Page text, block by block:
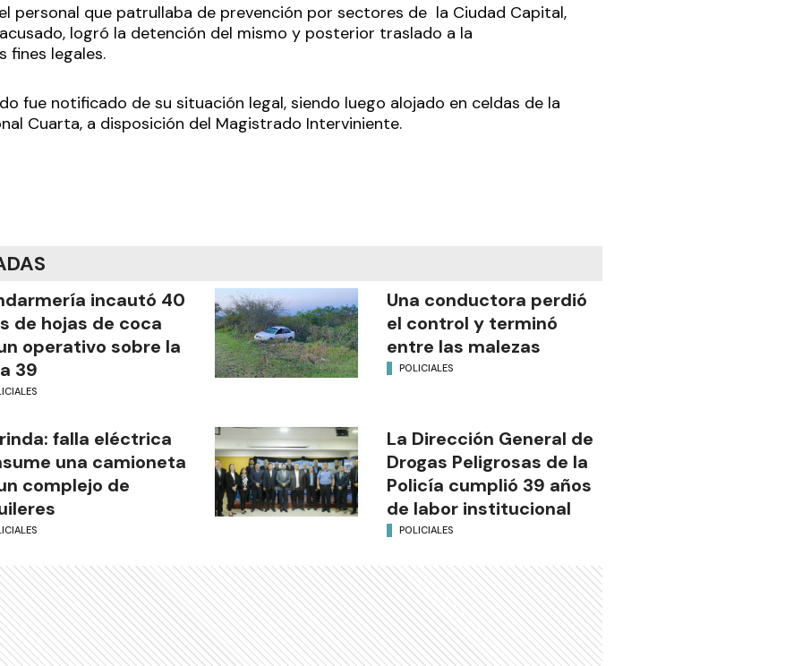
personal que patrullaba de prevención por sectores de la Ciudad Capital,
logró la detención del mismo y posterior traslado a la
fines legales.
fue notificado de su situación legal, siendo luego alojado en celdas de la
Cuarta, a disposición del Magistrado Interviniente.
incautó 40
de hojas de coca
operativo sobre la
39
Una conductora perdió
el control y terminó
entre las malezas
POLICIALES
falla eléctrica
una camioneta
complejo de
La Dirección General de
Drogas Peligrosas de la
Policía cumplió 39 años
de labor institucional
POLICIALES